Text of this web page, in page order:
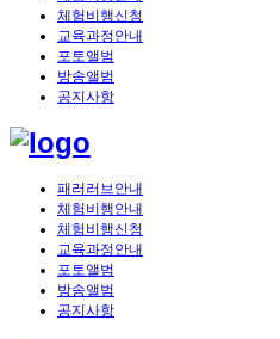
체험비행신청
교육과정안내
포토앨범
방송앨범
공지사항
패러러브안내
체험비행안내
체험비행신청
교육과정안내
포토앨범
방송앨범
공지사항